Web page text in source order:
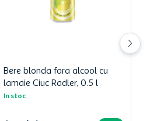
Bere blonda fara alcool cu
lamaie Ciuc Radler, 0.5 l
In stoc